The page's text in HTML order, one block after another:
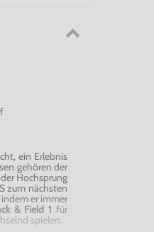
ein Erlebnis
gehören der
Hochsprung
zum nächsten
er immer
& Field 1 für
spielen.